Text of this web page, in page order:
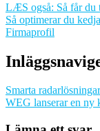
LÆS også: Så får du
Så optimerar du
Firmaprofil
Smarta
WEG lanserar en ny